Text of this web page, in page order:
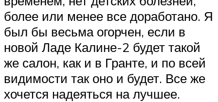
более или менее все доработано. Я
был бы весьма огорчен, если в
новой Ладе Калине-2 будет такой
же салон, как и в Гранте, и по всей
видимости так оно и будет. Все же
хочется надеяться на лучшее.